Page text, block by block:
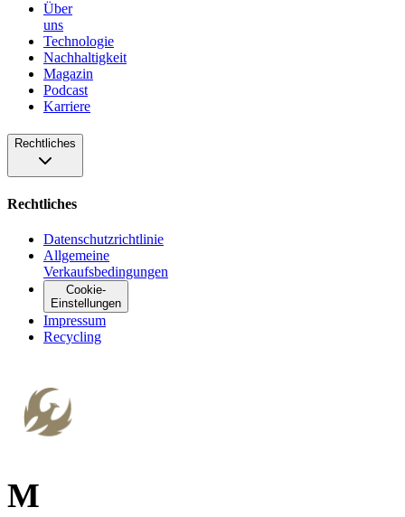
Über
uns
Technologie
Nachhaltigkeit
Magazin
Podcast
Karriere
Rechtliches
Rechtliches
Datenschutzrichtlinie
Allgemeine
Verkaufsbedingungen
Cookie-
Einstellungen
Impressum
Recycling
M